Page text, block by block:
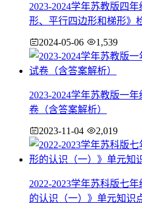
2023-2024学年苏教版四
形、平行四边形和梯形》
2024-05-06 1,539
2023-2024学年苏教版一
卷（含答案解析）
2023-11-04 2,019
2022-2023学年苏科版七
的认识（一）》单元知识